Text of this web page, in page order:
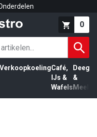
0
VerkoopkoelingCafé,
IJs &
Wafels
Deeg
&
Meel